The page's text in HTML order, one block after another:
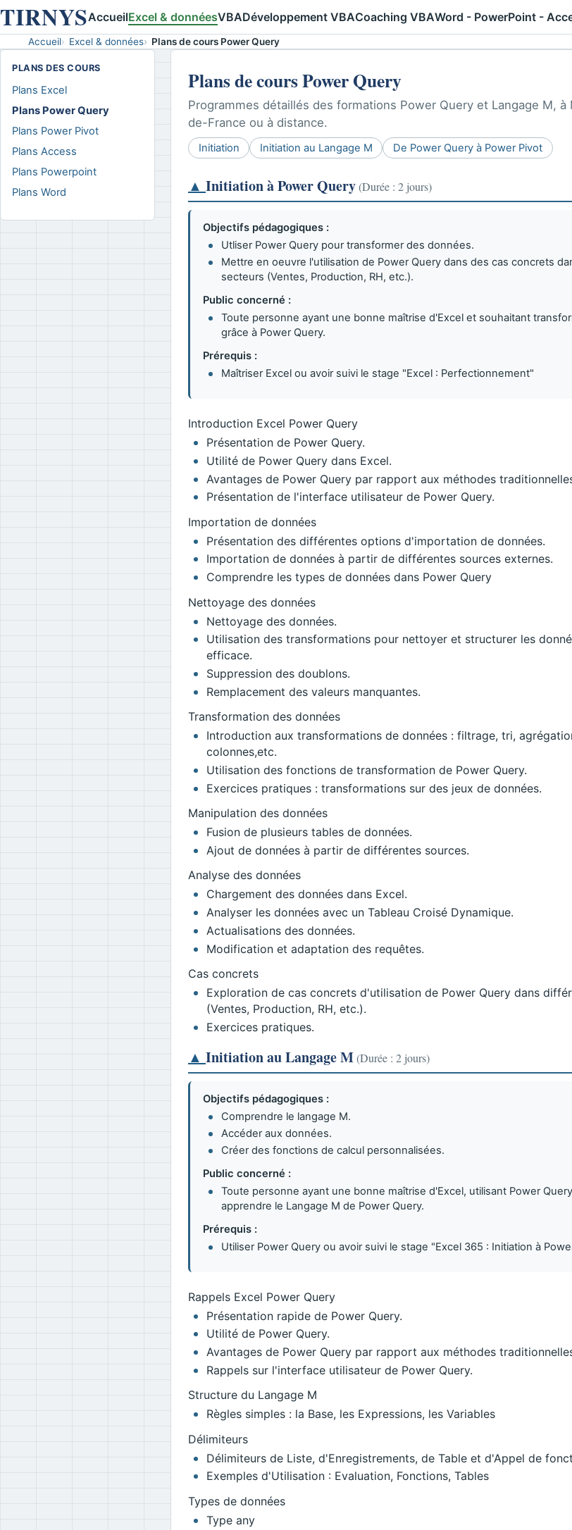
TIRNYSAccueilExcel & donnéesVBADéveloppement VBACoaching VBAWord - PowerPoint -
Accueil Excel & données Plans de cours Power Query
PLANS DES COURS
Plans Excel
Plans Power Query
Plans Power Pivot
Plans Access
Plans Powerpoint
Plans Word
Plans de cours Power Query
Programmes détaillés des formations Power Query et Langage M, à
de-France ou à distance.
Initiation Initiation au Langage M De Power Query à Power Pivot
▲ Initiation à Power Query(Durée : 2 jours)
Objectifs pédagogiques :
Utliser Power Query pour transformer des données.
Mettre en oeuvre l'utilisation de Power Query dans des cas concrets
secteurs (Ventes, Production, RH, etc.).
Public concerné :
Toute personne ayant une bonne maîtrise d'Excel et souhaitant
grâce à Power Query.
Prérequis :
Maîtriser Excel ou avoir suivi le stage "Excel : Perfectionnement"
Introduction Excel Power Query
Présentation de Power Query.
Utilité de Power Query dans Excel.
Avantages de Power Query par rapport aux méthodes
Présentation de l'interface utilisateur de Power Query.
Importation de données
Présentation des différentes options d'importation de données.
Importation de données à partir de différentes sources externes.
Comprendre les types de données dans Power Query
Nettoyage des données
Nettoyage des données.
Utilisation des transformations pour nettoyer et structurer les
efficace.
Suppression des doublons.
Remplacement des valeurs manquantes.
Transformation des données
Introduction aux transformations de données : filtrage, tri,
colonnes,etc.
Utilisation des fonctions de transformation de Power Query.
Exercices pratiques : transformations sur des jeux de données.
Manipulation des données
Fusion de plusieurs tables de données.
Ajout de données à partir de différentes sources.
Analyse des données
Chargement des données dans Excel.
Analyser les données avec un Tableau Croisé Dynamique.
Actualisations des données.
Modification et adaptation des requêtes.
Cas concrets
Exploration de cas concrets d'utilisation de Power Query dans
(Ventes, Production, RH, etc.).
Exercices pratiques.
▲ Initiation au Langage M(Durée : 2 jours)
Objectifs pédagogiques :
Comprendre le langage M.
Accéder aux données.
Créer des fonctions de calcul personnalisées.
Public concerné :
Toute personne ayant une bonne maîtrise d'Excel, utilisant Power
apprendre le Langage M de Power Query.
Prérequis :
Utiliser Power Query ou avoir suivi le stage "Excel 365 : Initiation à
Rappels Excel Power Query
Présentation rapide de Power Query.
Utilité de Power Query.
Avantages de Power Query par rapport aux méthodes
Rappels sur l'interface utilisateur de Power Query.
Structure du Langage M
Règles simples : la Base, les Expressions, les Variables
Délimiteurs
Délimiteurs de Liste, d'Enregistrements, de Table et d'Appel de
Exemples d'Utilisation : Evaluation, Fonctions, Tables
Types de données
Type any